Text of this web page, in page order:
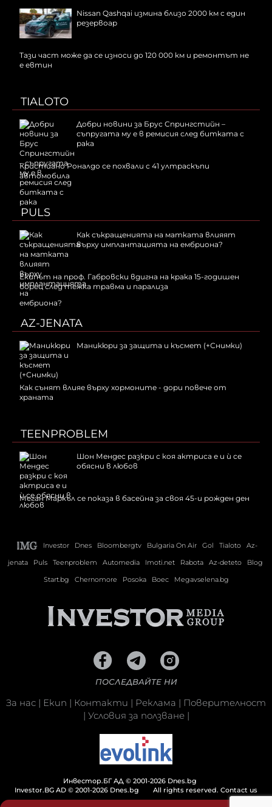
Nissan Qashqai измина близо 2000 км с един
резервоар
Тази част може да се износи до 120 000 км и ремонтът не
е евтин
TIALOTO
Добри новини за Брус Спрингстийн –
съпругата му е в ремисия след битката с
рака
Кристиано Роналдо се похвали с 41 ултраскъпи
автомобила
PULS
Как съкращенията на матката влияят
върху имплантацията на ембриона?
Екипът на проф. Габровски вдигна на крака 15-годишен
борец след тежка травма и парализа
AZ-JENATA
Маникюри за защита и късмет (+Снимки)
Как сънят влияе върху хормоните - дори повече от
храната
TEENPROBLEM
Шон Мендес разкри с коя актриса е и ѝ се
обясни в любов
Меган Маркъл се показа в басейна за своя 45-и рожден ден
Investor Dnes Bloombergtv Bulgaria On Air Gol Tialoto
Az-
jenata
Puls Teenproblem Automedia Imoti.net Rabota Az-deteto
Blog
Start.bg
Chernomore Posoka Boec Megavselena.bg
ПОСЛЕДВАЙТЕ НИ
За нас | Екип | Контакти | Реклама | Поверителност
| Условия за ползване|
Инвестор.БГ АД © 2001-2026 Dnes.bg
Investor.BG AD © 2001-2026 Dnes.bg
All rights reserved. Contact us